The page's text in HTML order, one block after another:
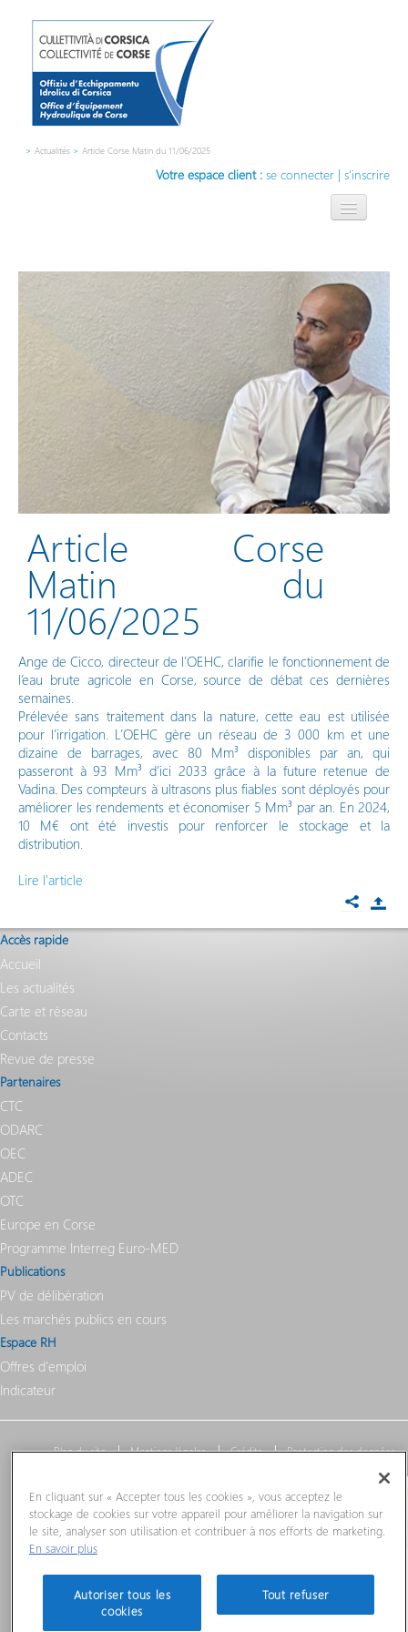
> Actualités > Article Corse Matin du 11/06/2025
Votre espace client : se connecter | s'inscrire
L'eau, notre métier
Compétences
Contact
Innovation
Vos démarches en ligne
Article Corse
Matin du
11/06/2025
Ange de Cicco, directeur de l’OEHC, clarifie le fonctionnement de
l’eau brute agricole en Corse, source de débat ces dernières
semaines.
Prélevée sans traitement dans la nature, cette eau est utilisée
pour l’irrigation. L’OEHC gère un réseau de 3 000 km et une
dizaine de barrages, avec 80 Mm³ disponibles par an, qui
passeront à 93 Mm³ d’ici 2033 grâce à la future retenue de
Vadina. Des compteurs à ultrasons plus fiables sont déployés pour
améliorer les rendements et économiser 5 Mm³ par an. En 2024,
10 M€ ont été investis pour renforcer le stockage et la
distribution.
Lire l'article
Accès rapide
Accueil
Les actualités
Carte et réseau
Contacts
Revue de presse
Partenaires
CTC
ODARC
OEC
ADEC
OTC
Europe en Corse
Programme Interreg Euro-MED
Publications
PV de délibération
Les marchés publics en cours
Espace RH
Offres d'emploi
Indicateur
Plan du site Mentions légales Crédits Protection des données
En cliquant sur « Accepter tous les cookies », vous acceptez le
stockage de cookies sur votre appareil pour améliorer la navigation sur
le site, analyser son utilisation et contribuer à nos efforts de marketing.
En savoir plus
Autoriser tous les
cookies
Tout refuser